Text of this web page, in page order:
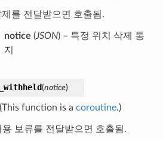
를 전달받으면 호출됨.
notice (JSON) – 특정 위치 삭제 통
지
(notice)
function is a coroutine.)
용 보류를 전달받으면 호출됨.